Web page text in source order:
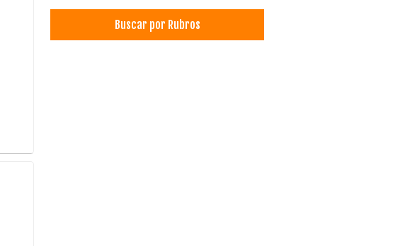
Buscar por Rubros